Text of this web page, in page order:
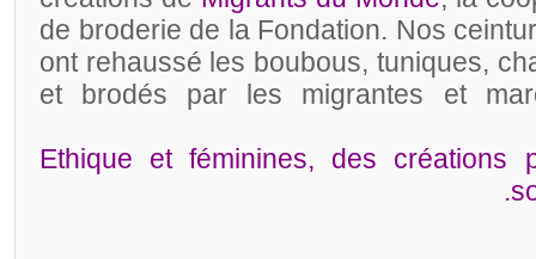
de broderie de la Fondation. Nos
ont rehaussé les boubous, tuniques,
et brodés par les migrantes et
Ethique et féminines, des